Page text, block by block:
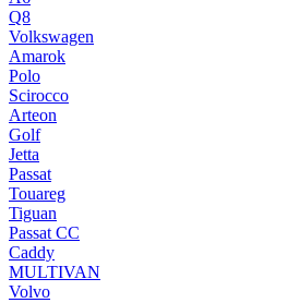
Q8
Volkswagen
Amarok
Polo
Scirocco
Arteon
Golf
Jetta
Passat
Touareg
Tiguan
Passat CC
Caddy
MULTIVAN
Volvo